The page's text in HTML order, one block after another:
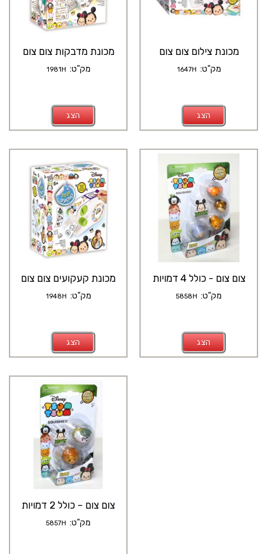
מכונת מדבקות צום צום
מק"ט: 1981H
הצג
מכונת צילום צום צום
מק"ט: 1647H
הצג
מכונת קעקועים צום צום
מק"ט: 1948H
הצג
צום צום - כולל 4 דמויות
מק"ט: 5858H
הצג
צום צום – כולל 2 דמויות
מק"ט: 5857H